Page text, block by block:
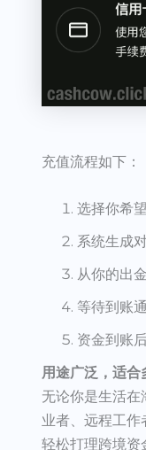
充值流程如下：
选择你希
系统生成
从你的出
等待到账
资金到账
用途广泛，适合
无论你是生活
业者、远程工
轻松打理跨境资